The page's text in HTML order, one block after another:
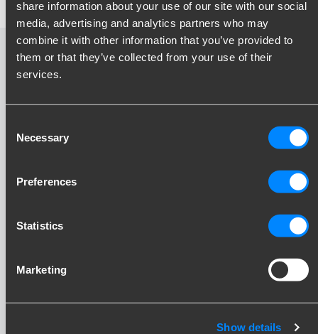
share information about your use of our site with our social
media, advertising and analytics partners who may
combine it with other information that you’ve provided to
them or that they’ve collected from your use of their
services.
Selection
Necessary
Preferences
Statistics
Marketing
Show details
Flange kugle video